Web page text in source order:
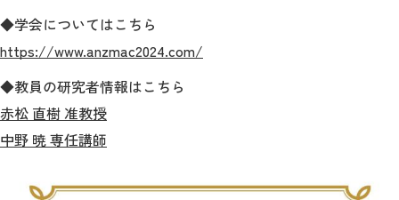
生涯学習・社会連携
入試情報サイト
◆学会についてはこちら
https://www.anzmac2024.com/
◆教員の研究者情報はこちら
赤松 直樹 准教授
中野 暁専任講師